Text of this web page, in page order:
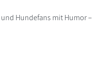
und Hundefans mit Humor –